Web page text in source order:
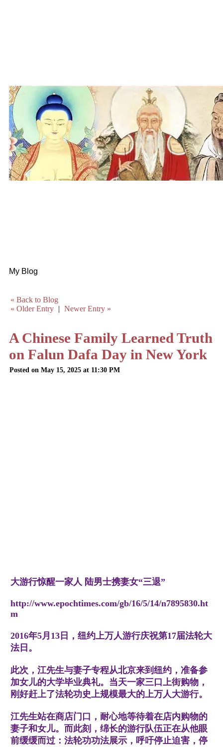
My Blog
« Back to Blog
« Older Entry | Newer Entry »
A Chinese Family Learned Truth
on Falun Dafa Day in New York
Posted on May 15, 2025 at 11:30 PM
大游行惊醒一家人 陆男士携妻女“三退”
http://www.epochtimes.com/gb/16/5/14/n7895830.ht
m
2016年5月13日，纽约上万人游行庆祝第17届法轮大
法日。
此次，江先生与妻子专程从北京来到纽约，准备参
加女儿的大学毕业典礼。当天一家三口上街购物，
刚好赶上了法轮功史上规模最大的上万人大游行。
江先生站在商店门口，耐心地等待着在店内购物的
妻子和女儿。而此刻，绵长的游行队伍正在从他眼
前缓缓而过：法轮功功法展示，呼吁停止迫害，停